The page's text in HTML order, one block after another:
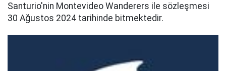
Santurio'nin Montevideo Wanderers ile sözleşmesi
30 Ağustos 2024 tarihinde bitmektedir.